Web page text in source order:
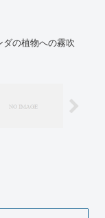
の植物への霧吹